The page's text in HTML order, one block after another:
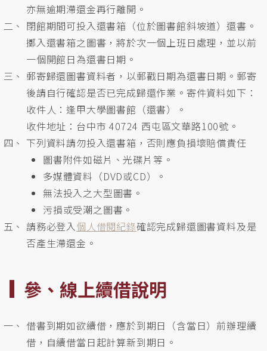
亦無逾期滯還金再行離開。
閉館期間可投入還書箱（位於圖書館斜坡道）還書。
擲入還書箱之圖書，將於次一個上班日處理，並以前
一個開館日為還書日期。
郵寄歸還圖書資料者，以郵戳日期為還書日期。郵寄
後請自行確認是否已完成歸還作業。寄件資料如下：
收件人：逢甲大學圖書館（還書）。
收件地址：台中市 40724 西屯區文華路100號。
下列資料請勿投入還書箱，否則應負損壞賠償責任
圖書附件如磁片、光碟片等。
多媒體資料（DVD或CD）。
無法投入之大型圖書。
污損或受潮之圖書。
請務必登入個人借閱紀錄確認完成歸還圖書資料及是
否產生滯還金。
參、線上續借說明
借書到期如欲續借，應於到期日（含當日）前辦理續
借，自續借當日起計算新到期日。